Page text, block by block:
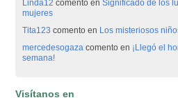
Linda12 comento enSignificado de los
mujeres
Tita123 comento en Los misteriosos
mercedesogaza comento en ¡Llegó el
semana!
Visítanos en